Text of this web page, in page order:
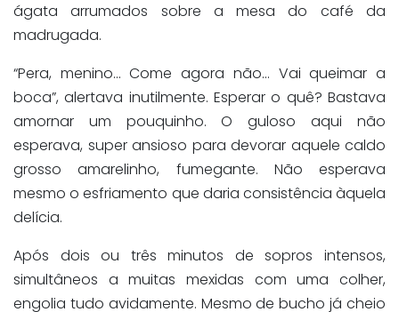
ágata arrumados sobre a mesa do café da
madrugada.
“Pera, menino… Come agora não… Vai queimar a
boca”, alertava inutilmente. Esperar o quê? Bastava
amornar um pouquinho. O guloso aqui não
esperava, super ansioso para devorar aquele caldo
grosso amarelinho, fumegante. Não esperava
mesmo o esfriamento que daria consistência àquela
delícia.
Após dois ou três minutos de sopros intensos,
simultâneos a muitas mexidas com uma colher,
engolia tudo avidamente. Mesmo de bucho já cheio